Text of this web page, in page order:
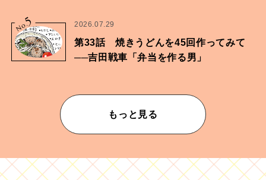
No.5 2026.07.29
第33話 焼きうどんを45回作ってみて
──吉田戦車「弁当を作る男」
もっと見る